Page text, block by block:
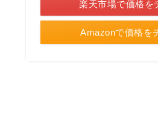
Amazonで価格を
楽天市場で価格を